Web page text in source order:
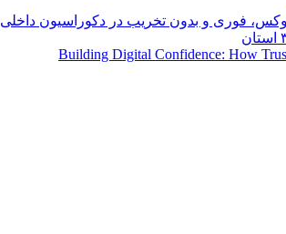
لوکس، فوری و بدون تخریب در دکوراسیون داخلی
Building Digital Confidence: How